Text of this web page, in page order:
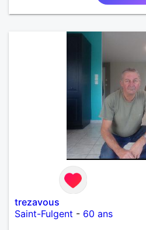
trezavous
Saint-Fulgent - 60 ans